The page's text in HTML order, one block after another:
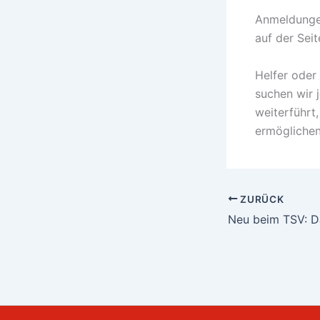
auf der
Helfer
suchen wir
weiterführt,
ZURÜCK